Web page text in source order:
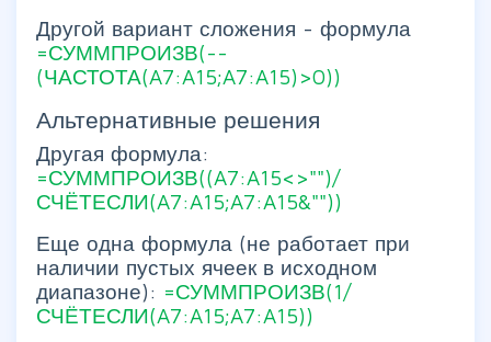
Другой вариант сложения - формула
=СУММПРОИЗВ(--
(ЧАСТОТА(A7:A15;A7:A15)>0))
Альтернативные решения
Другая формула:
=СУММПРОИЗВ((A7:A15<>"")/
СЧЁТЕСЛИ(A7:A15;A7:A15&""))
Еще одна формула (не работает при
наличии пустых ячеек в исходном
диапазоне): =СУММПРОИЗВ(1/
СЧЁТЕСЛИ(A7:A15;A7:A15))